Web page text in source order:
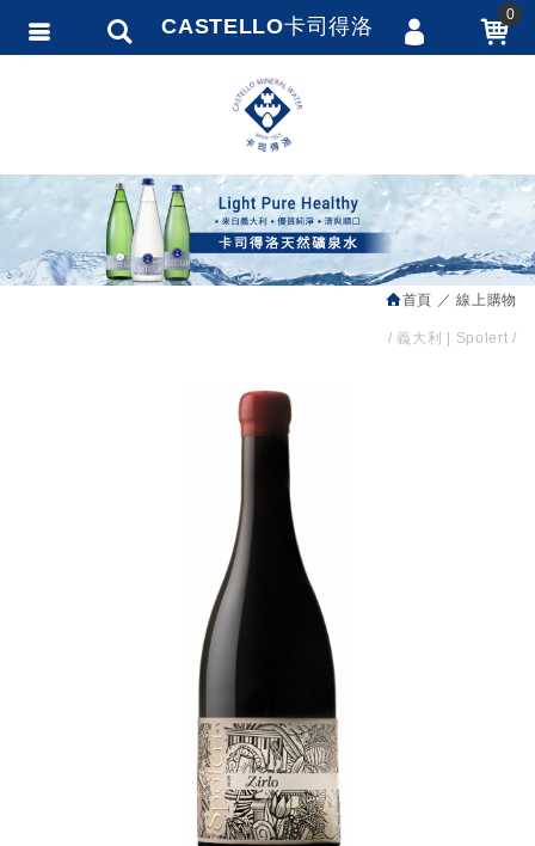
首頁 線上購物
義大利 | Spolert
CASTELLO卡司得洛 0
會員登入
會員註冊
訂單查詢
追蹤清單
繁體中文